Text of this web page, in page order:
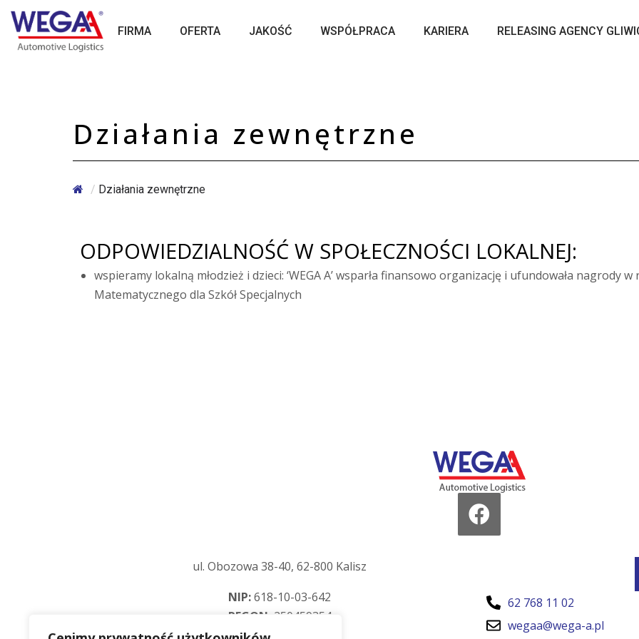
Skip
content
FIRMA OFERTA JAKOŚĆ WSPÓŁPRACA KARIERA RELEASING AGENCY
Działania zewnętrzne
/ Działania zewnętrzne
ODPOWIEDZIALNOŚĆ W SPOŁECZNOŚCI LOKALNEJ:
wspieramy lokalną młodzież i dzieci: ‘WEGA A’ wsparła finansowo organizację i ufundowała nagrody
Matematycznego dla Szkół Specjalnych
ul. Obozowa 38-40, 62-800 Kalisz
NIP:618-10-03-642
REGON: 250459354
KRS:0000137807
62 768 11 02
wegaa@wega-a.pl